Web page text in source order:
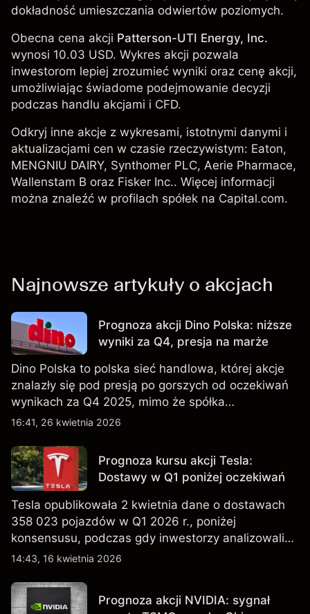
dokładność umieszczania odwiertów poziomych.
Obecna cena akcji Patterson-UTI Energy, Inc.
wynosi 10.03 USD. Wykres akcji pozwala
inwestorom lepiej zrozumieć wyniki oraz cenę akcji,
umożliwiając świadome podejmowanie decyzji
podczas handlu akcjami i CFD.
Odkryj inne akcje z wykresami, istotnymi danymi i
aktualizacjami cen w czasie rzeczywistym: Eaton,
MENGNIU DAIRY, Synthomer PLC, Aerie Pharmace,
Wallenstam B oraz Fisker Inc.. Więcej informacji
można znaleźć w profilach spółek na Capital.com.
Najnowsze artykuły o akcjach
Prognoza akcji Dino Polska: niższe
wyniki za Q4, presja na marże
Dino Polska to polska sieć handlowa, której akcje
znalazły się pod presją po gorszych od oczekiwań
wynikach za Q4 2025, mimo że spółka
kontynuowała rozwój sieci sklepów w Q1 2026.
wiarygodnym wskaźnikiem przyszłych rezultatów.
16:41, 26 kwietnia 2026
Prognoza kursu akcji Tesla:
Dostawy w Q1 poniżej oczekiwań
Tesla opublikowała 2 kwietnia dane o dostawach
358 023 pojazdów w Q1 2026 r., poniżej
konsensusu, podczas gdy inwestorzy analizowali
również wzrost zapasów i plany dotyczące
osiągnięte w przeszłości nie są wiarygodnym
wskaźnikiem przyszłych rezultatów.
14:43, 16 kwietnia 2026
Prognoza akcji NVIDIA: sygnał